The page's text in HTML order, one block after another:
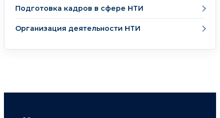
Подготовка кадров в сфере НТИ
Организация деятельности НТИ